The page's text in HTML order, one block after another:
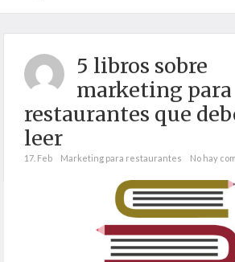
RESTAURACIÓN
5 libros sobre
marketing para
restaurantes que
leer
17. Feb Marketing para restaurantes No hay